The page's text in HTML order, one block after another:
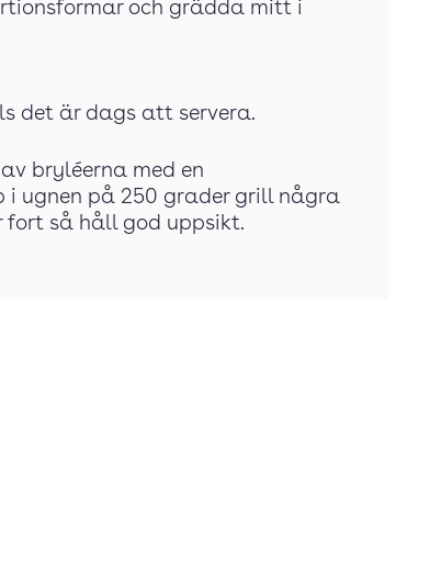
och grädda mitt i
det är dags att servera.
bryléerna med en
i ugnen på 250 grader grill några
fort så håll god uppsikt.